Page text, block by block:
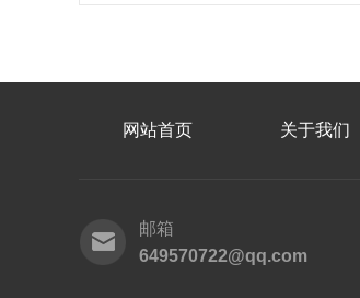
网站首页 关于我们
邮箱
649570722@qq.com